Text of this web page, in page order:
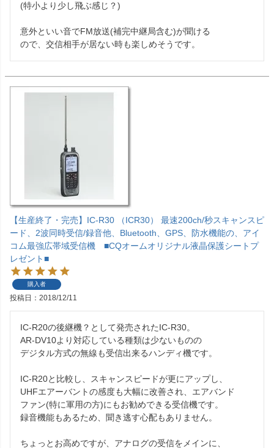
(特小より少し飛ぶ感じ？)
意外といい音でFM放送(補完中継局含む)が聞ける
ので、交信相手が居ない時も楽しめそうです。
【生産終了・完売】IC-R30 （ICR30） 最速200ch/秒スキャンスピ
ード、2波同時受信/録音他、Bluetooth、GPS、防水機能の、アイ
コム最強広帯域受信機 ■CQオームオリジナル液晶保護シートプ
レゼント■
購入者
投稿日 2018/12/11
IC-R20の後継機？として発売されたIC-R30。
AR-DV10より対応している種類は少ないものの
デジタル方式の無線も受信出来るハンディ機です。
IC-R20と比較し、スキャンスピードが更にアップし、
UHFエアーバントの感度も大幅に改善され、エアバンド
ファン(特に軍用の方)にもお勧めできる受信機です。
録音機能もあるため、聞き逃す心配もありません。
ちょっとお高めですが、アナログの受信をメインに、